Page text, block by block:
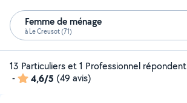
Femme de ménage
à Le Creusot (71)
13 Particuliers et 1 Professionnel répondent
-
4,6/5 (49 avis)